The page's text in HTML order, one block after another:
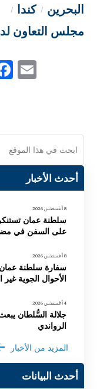
البحرين / كندا /
مجلس التعاون
Search
أحدث الأخبار
8 أغسطس 2026
سلطنة عمان تستنكر
على السفن في
8 أغسطس 2026
سفارة سلطنة
الأحوال الجوية غير
4 أغسطس 2026
جلالة السُّلطان
الرواندي
المزيد من الأخبار
أحدث البيانات